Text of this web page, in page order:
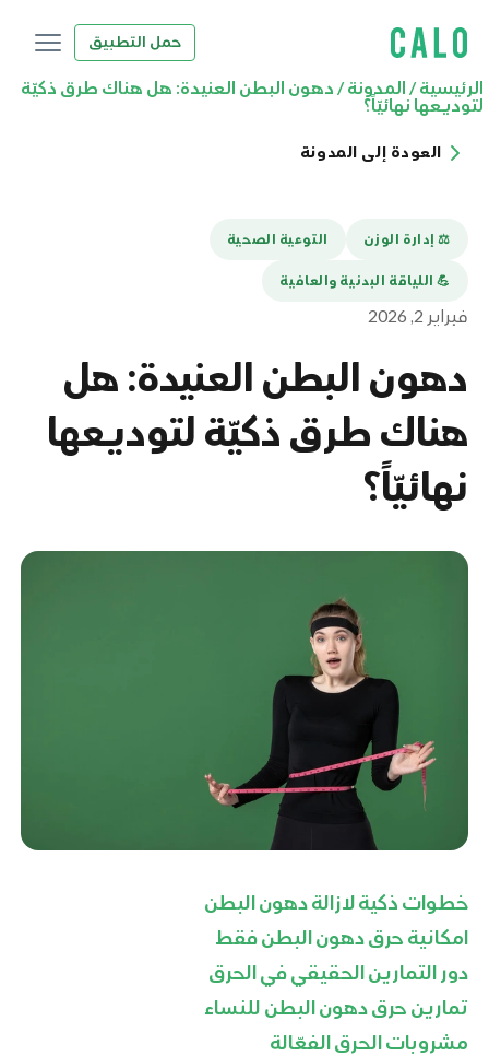
حمل التطبيق
الرئيسية/ المدونة/ دهون البطن العنيدة: هل هناك طرق ذكيّة
لتوديعها نهائيّاً؟
العودة إلى المدونة
⚖️ إدارة الوزن التوعية الصحية
💪️ اللياقة البدنية والعافية
فبراير 2, 2026
دهون البطن العنيدة: هل
هناك طرق ذكيّة لتوديعها
نهائيّاً؟
خطوات ذكية لازالة دهون البطن
امكانية حرق دهون البطن فقط
دور التمارين الحقيقي في الحرق
تمارين حرق دهون البطن للنساء
مشروبات الحرق الفعّالة